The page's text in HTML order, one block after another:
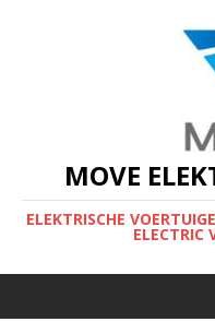
MOVE
ELEKTRISCHE
ELECTRIC